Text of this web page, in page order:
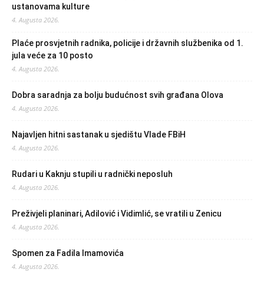
ustanovama kulture
4. Augusta 2026.
Plaće prosvjetnih radnika, policije i državnih službenika od 1.
jula veće za 10 posto
4. Augusta 2026.
Dobra saradnja za bolju budućnost svih građana Olova
4. Augusta 2026.
Najavljen hitni sastanak u sjedištu Vlade FBiH
4. Augusta 2026.
Rudari u Kaknju stupili u radnički neposluh
4. Augusta 2026.
Preživjeli planinari, Adilović i Vidimlić, se vratili u Zenicu
4. Augusta 2026.
Spomen za Fadila Imamovića
4. Augusta 2026.